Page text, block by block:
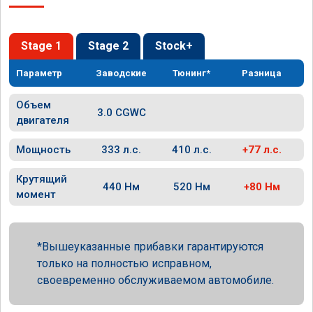
Stage 1 Stage 2 Stock+
Параметр Заводские Тюнинг* Разница
Объем
двигателя
3.0 CGWC
Мощность 333 л.с. 410 л.с. +77 л.с.
Крутящий
момент
440 Нм 520 Нм +80 Нм
Вышеуказанные прибавки гарантируются
только на полностью исправном,
своевременно обслуживаемом автомобиле.